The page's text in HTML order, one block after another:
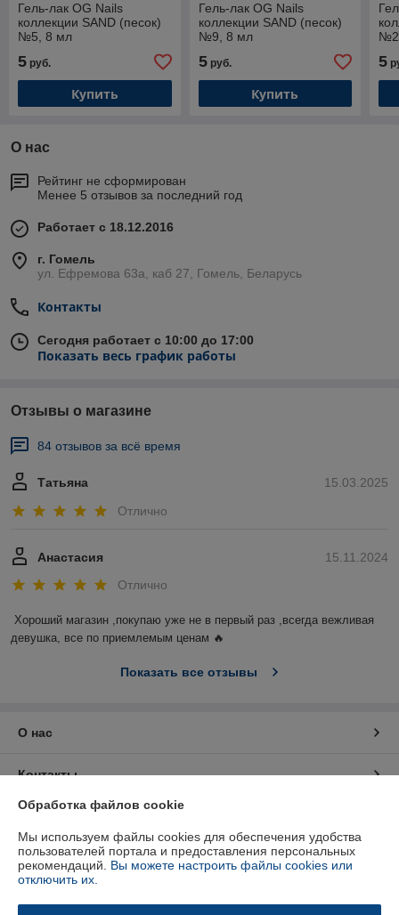
Гель-лак OG Nails
коллекции SAND (песок)
№5, 8 мл
5 руб.
Купить
Гель-лак OG Nails
коллекции SAND (песок)
№9, 8 мл
5руб.
Купить
5
О нас
Рейтинг не сформирован
Менее 5 отзывов за последний год
Работает с 18.12.2016
г. Гомель
ул. Ефремова 63а, каб 27, Гомель, Беларусь
Контакты
Сегодня работает с 10:00 до 17:00
Показать весь график работы
Отзывы о магазине
84 отзывов за всё время
15.03.2025
Татьяна
Отлично
15.11.2024
Анастасия
Отлично
Хороший магазин ,покупаю уже не в первый раз ,всегда вежливая
девушка, все по приемлемым ценам 🔥
Показать все отзывы
О нас
Контакты
Доставка и оплата
График работы
Обработка файлов cookie
Мы используем файлы cookies для обеспечения удобства
пользователей портала и предоставления персональных
рекомендаций. Вы можете настроить файлы cookies или
отключить их.